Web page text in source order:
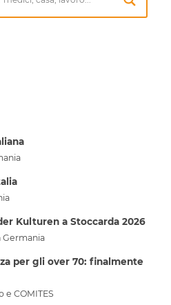
Kulturen a Stoccarda 2026
Germania
per gli over 70: finalmente
e COMITES